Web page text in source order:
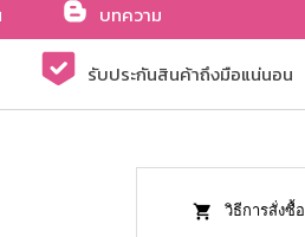
บทความ
รับประกันสินค้าถึงมือแน่นอน
วิธีการสั่งซื้อ